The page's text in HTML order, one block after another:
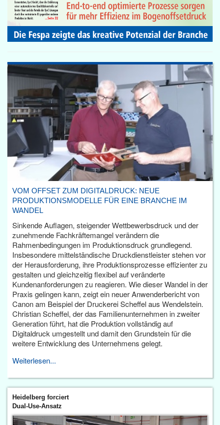
VOM OFFSET ZUM DIGITALDRUCK: NEUE
PRODUKTIONSMODELLE FÜR EINE BRANCHE IM
WANDEL
Sinkende Auflagen, steigender Wettbewerbsdruck und der
zunehmende Fachkräftemangel verändern die
Rahmenbedingungen im Produktionsdruck grundlegend.
Insbesondere mittelständische Druckdienstleister stehen vor
der Herausforderung, ihre Produktionsprozesse effizienter zu
gestalten und gleichzeitig flexibel auf veränderte
Kundenanforderungen zu reagieren. Wie dieser Wandel in der
Praxis gelingen kann, zeigt ein neuer Anwenderbericht von
Canon am Beispiel der Druckerei Scheffel aus Wendelstein.
Christian Scheffel, der das Familienunternehmen in zweiter
Generation führt, hat die Produktion vollständig auf
Digitaldruck umgestellt und damit den Grundstein für die
weitere Entwicklung des Unternehmens gelegt.
Weiterlesen...
Heidelberg forciert
Dual-Use-Ansatz